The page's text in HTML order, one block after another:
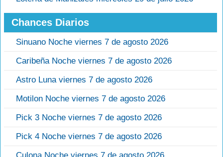
Chances Diarios
Sinuano Noche viernes 7 de agosto 2026
Caribeña Noche viernes 7 de agosto 2026
Astro Luna viernes 7 de agosto 2026
Motilon Noche viernes 7 de agosto 2026
Pick 3 Noche viernes 7 de agosto 2026
Pick 4 Noche viernes 7 de agosto 2026